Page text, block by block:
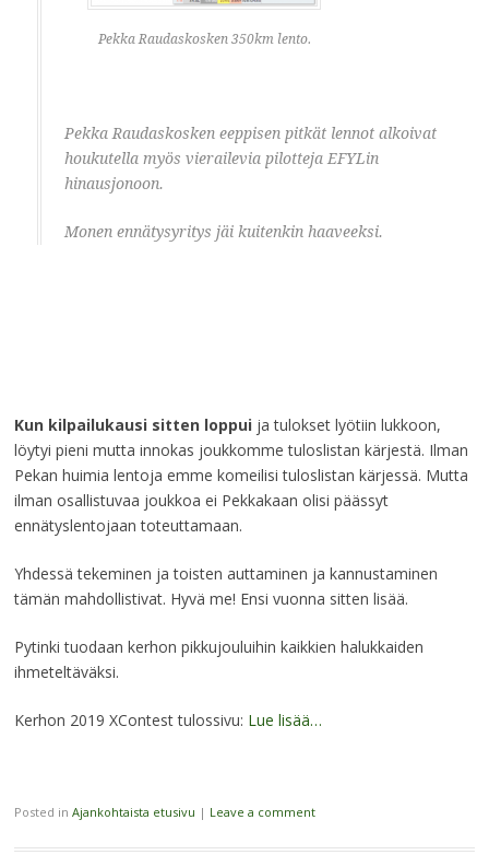
Pekka Raudaskosken 350km lento.
Pekka Raudaskosken eeppisen pitkät lennot alkoivat
houkutella myös vierailevia pilotteja EFYLin
hinausjonoon.
Monen ennätysyritys jäi kuitenkin haaveeksi.
Kun kilpailukausi sitten loppuija tulokset lyötiin lukkoon,
löytyi pieni mutta innokas joukkomme tuloslistan kärjestä. Ilman
Pekan huimia lentoja emme komeilisi tuloslistan kärjessä. Mutta
ilman osallistuvaa joukkoa ei Pekkakaan olisi päässyt
ennätyslentojaan toteuttamaan.
Yhdessä tekeminen ja toisten auttaminen ja kannustaminen
tämän mahdollistivat. Hyvä me! Ensi vuonna sitten lisää.
Pytinki tuodaan kerhon pikkujouluihin kaikkien halukkaiden
ihmeteltäväksi.
Kerhon 2019 XContest tulossivu: Lue lisää…
Posted in Ajankohtaista etusivu | Leave a comment